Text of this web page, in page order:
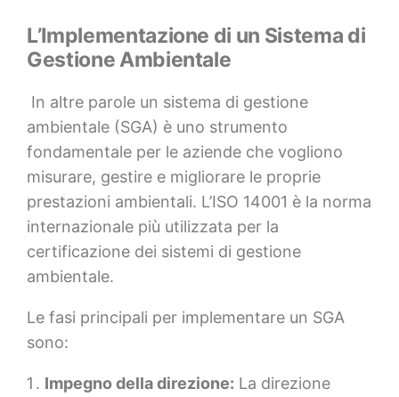
L’Implementazione di un Sistema di
Gestione Ambientale
In altre parole un sistema di gestione
ambientale (SGA) è uno strumento
fondamentale per le aziende che vogliono
misurare, gestire e migliorare le proprie
prestazioni ambientali. L’ISO 14001 è la norma
internazionale più utilizzata per la
certificazione dei sistemi di gestione
ambientale.
Le fasi principali per implementare un SGA
sono:
Impegno della direzione: La direzione